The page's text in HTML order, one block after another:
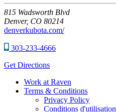
815 Wadsworth Blvd
Denver, CO 80214
denverkubota.com/
303-233-4666
Get Directions
Work at Raven
Terms & Conditions
Privacy Policy
Conditions d'utilisation